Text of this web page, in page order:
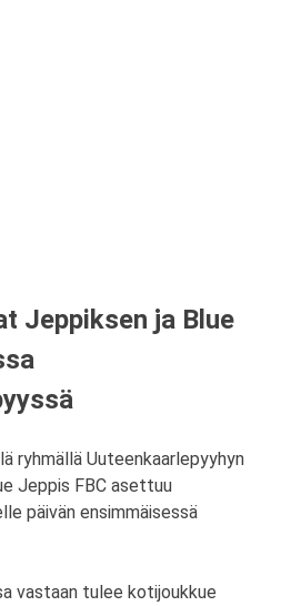
Jeppiksen ja Blue
ryhmällä Uuteenkaarlepyyhyn
Jeppis FBC asettuu
päivän ensimmäisessä
vastaan tulee kotijoukkue